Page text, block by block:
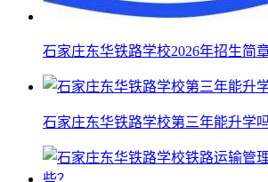
石家庄东华铁路学校2026年招生简
石家庄东华铁路学校第三年能升学吗